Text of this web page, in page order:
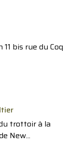
bis rue du Coq
trottoir à la
New...